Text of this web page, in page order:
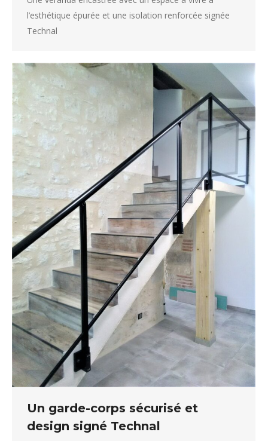
l’esthétique épurée et une isolation renforcée signée
Technal
Un garde-corps sécurisé et
design signé Technal